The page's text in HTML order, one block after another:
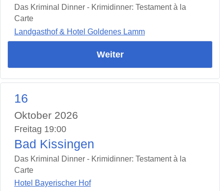
Das Kriminal Dinner - Krimidinner: Testament à la
Carte
Landgasthof & Hotel Goldenes Lamm
Weiter
16
Oktober 2026
Freitag 19:00
Bad Kissingen
Das Kriminal Dinner - Krimidinner: Testament à la
Carte
Hotel Bayerischer Hof